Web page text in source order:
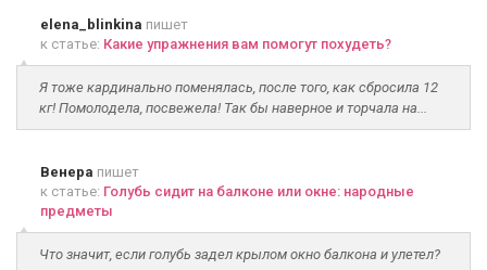
elena_blinkina пишет
к статье: Какие упражнения вам помогут похудеть?
Я тоже кардинально поменялась, после того, как сбросила 12
кг! Помолодела, посвежела! Так бы наверное и торчала на...
Венера пишет
к статье: Голубь сидит на балконе или окне: народные
предметы
Что значит, если голубь задел крылом окно балкона и улетел?